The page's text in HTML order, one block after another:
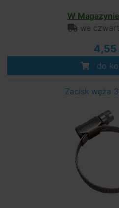
W
we
4,55
do
Zacisk węża